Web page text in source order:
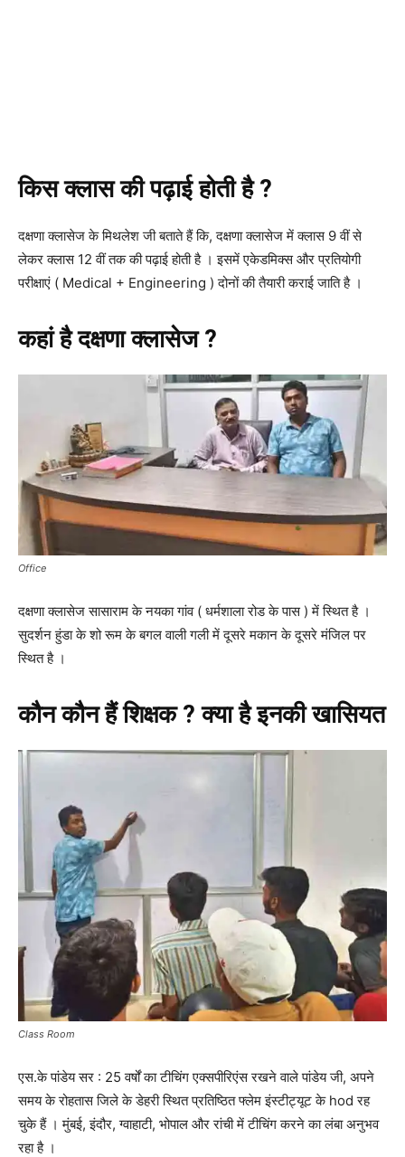
किस क्लास की पढ़ाई होती है ?
दक्षणा क्लासेज के मिथलेश जी बताते हैं कि, दक्षणा क्लासेज में क्लास 9 वीं से
लेकर क्लास 12 वीं तक की पढ़ाई होती है । इसमें एकेडमिक्स और प्रतियोगी
परीक्षाएं ( Medical + Engineering ) दोनों की तैयारी कराई जाति है ।
कहां है दक्षणा क्लासेज ?
Office
दक्षणा क्लासेज सासाराम के नयका गांव ( धर्मशाला रोड के पास ) में स्थित है ।
सुदर्शन हुंडा के शो रूम के बगल वाली गली में दूसरे मकान के दूसरे मंजिल पर
स्थित है ।
कौन कौन हैं शिक्षक ? क्या है इनकी खासियत
Class Room
एस.के पांडेय सर : 25 वर्षों का टीचिंग एक्सपीरिएंस रखने वाले पांडेय जी, अपने
समय के रोहतास जिले के डेहरी स्थित प्रतिष्ठित फ्लेम इंस्टीट्यूट के hod रह
चुके हैं । मुंबई, इंदौर, ग्वाहाटी, भोपाल और रांची में टीचिंग करने का लंबा अनुभव
रहा है ।